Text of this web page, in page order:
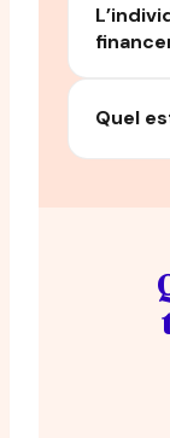
Quel